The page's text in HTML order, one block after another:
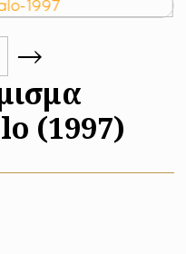
(1997)